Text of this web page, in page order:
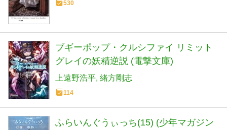
530
ブギーポップ・クルシファイ リミット
グレイの妖精逆説 (電撃文庫)
上遠野浩平 緒方剛志
114
ふらいんぐうぃっち(15) (少年マガジン